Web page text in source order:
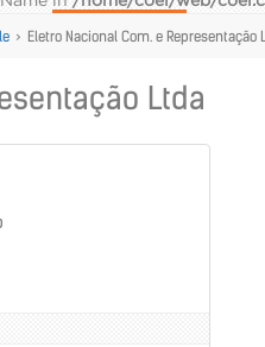
> Eletro Nacional Com. e Representação
Ltda